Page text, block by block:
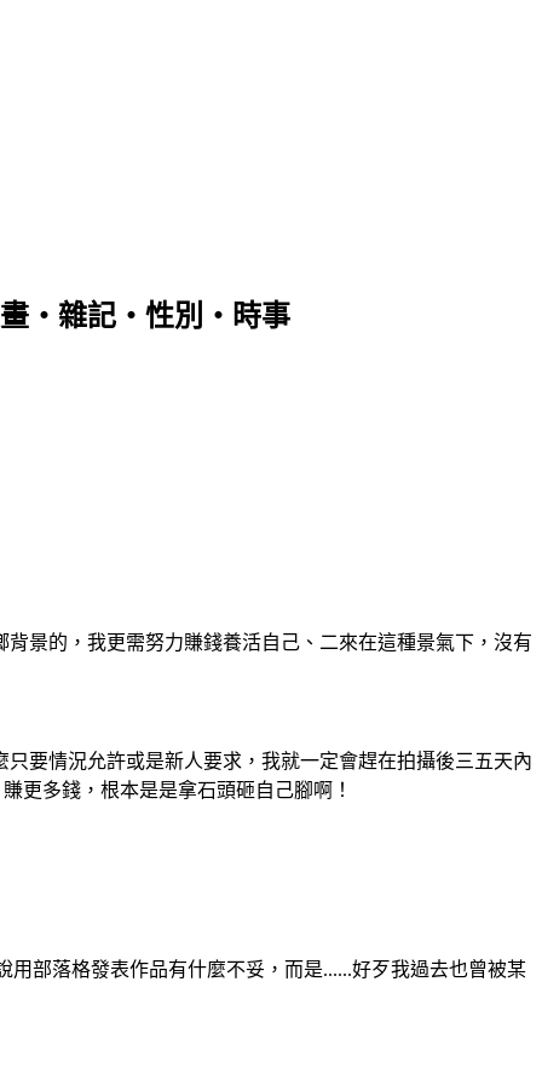
‧雜記‧性別‧時事
景的，我更需努力賺錢養活自己、二來在這種景氣下，沒有
要情況允許或是新人要求，我就一定會趕在拍攝後三五天內
更多錢，根本是是拿石頭砸自己腳啊！
部落格發表作品有什麼不妥，而是......好歹我過去也曾被某